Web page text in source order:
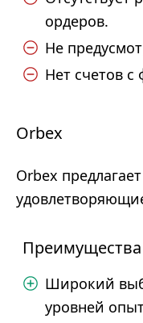
ордеров.
Не
Нет счетов
Orbex
Orbex
Преимущества
Широкий
уровней